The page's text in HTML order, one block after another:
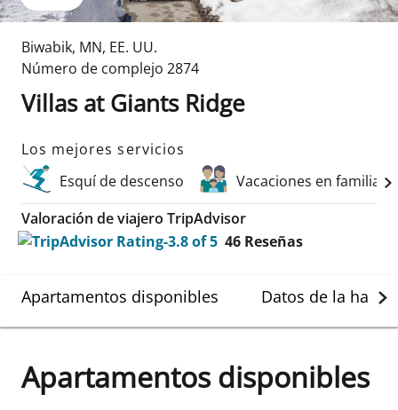
Biwabik, MN, EE. UU.
Número de complejo 2874
Villas at Giants Ridge
Los mejores servicios
Esquí de descenso
Vacaciones en familia
Valoración de viajero TripAdvisor
46 Reseñas
Apartamentos disponibles Datos de la
Apartamentos disponibles